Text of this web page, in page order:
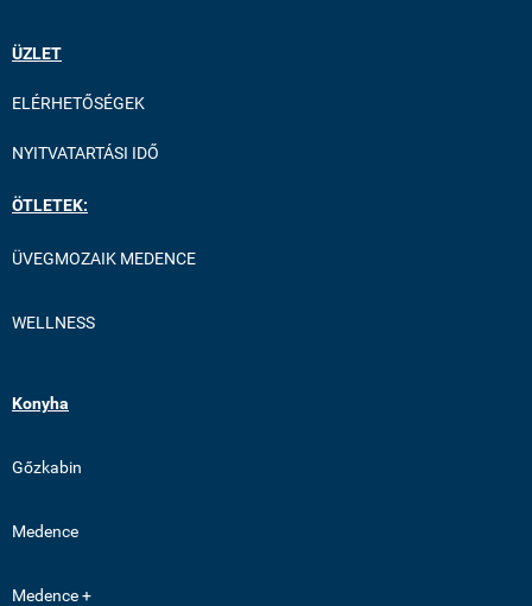
ÜZLET
ELÉRHETŐSÉGEK
NYITVATARTÁSI IDŐ
ÖTLETEK:
ÜVEGMOZAIK MEDENCE
WELLNESS
Konyha
Gőzkabin
Medence
Medence +